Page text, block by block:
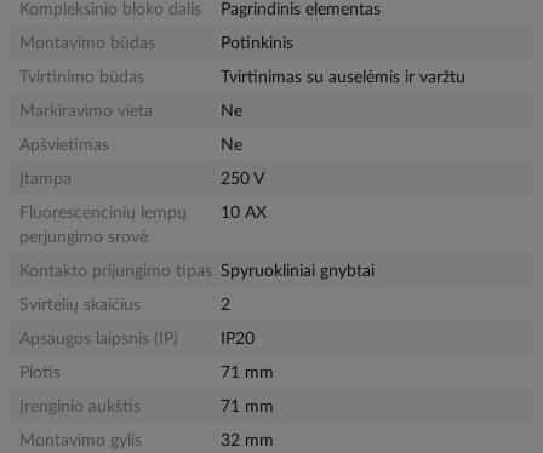
Kompleksinio bloko dalis
Pagrindinis elementas
Montavimo būdas
Potinkinis
Tvirtinimo būdas
Tvirtinimas su auselėmis ir varžtu
Markiravimo vieta
Ne
Apšvietimas
Ne
Įtampa
250 V
Fluorescencinių lempų
perjungimo srovė
10 AX
Kontakto prijungimo tipas Spyruokliniai gnybtai
Svirtelių skaičius
2
Apsaugos laipsnis (IP)
IP20
Plotis
71 mm
Įrenginio aukštis
71 mm
Montavimo gylis
32 mm